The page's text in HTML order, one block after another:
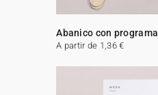
Abanico con programa
A partir de 1,36 €